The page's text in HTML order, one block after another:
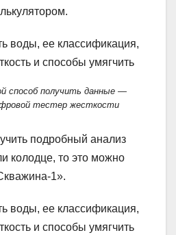
способ получить данные —
тестер жесткости
подробный анализ
колодце, то это можно
1».